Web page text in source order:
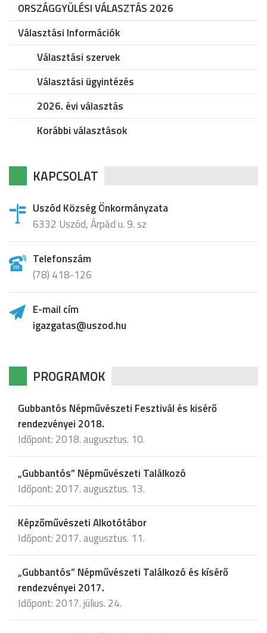
ORSZÁGGYÜLÉSI VÁLASZTÁS 2026
Választási Információk
Választási szervek
Választási ügyintézés
2026. évi választás
Korábbi választások
KAPCSOLAT
Uszód Község Önkormányzata
6332 Uszód, Árpád u. 9. sz
Telefonszám
(78) 418-126
E-mail cím
igazgatas@uszod.hu
PROGRAMOK
Gubbantós Népművészeti Fesztivál és kisérő
rendezvényei 2018.
Időpont: 2018. augusztus. 10.
„Gubbantós” Népművészeti Találkozó
Időpont: 2017. augusztus. 13.
Képzőművészeti Alkotótábor
Időpont: 2017. augusztus. 11.
„Gubbantós” Népművészeti Találkozó és kísérő
rendezvényei 2017.
Időpont: 2017. július. 24.